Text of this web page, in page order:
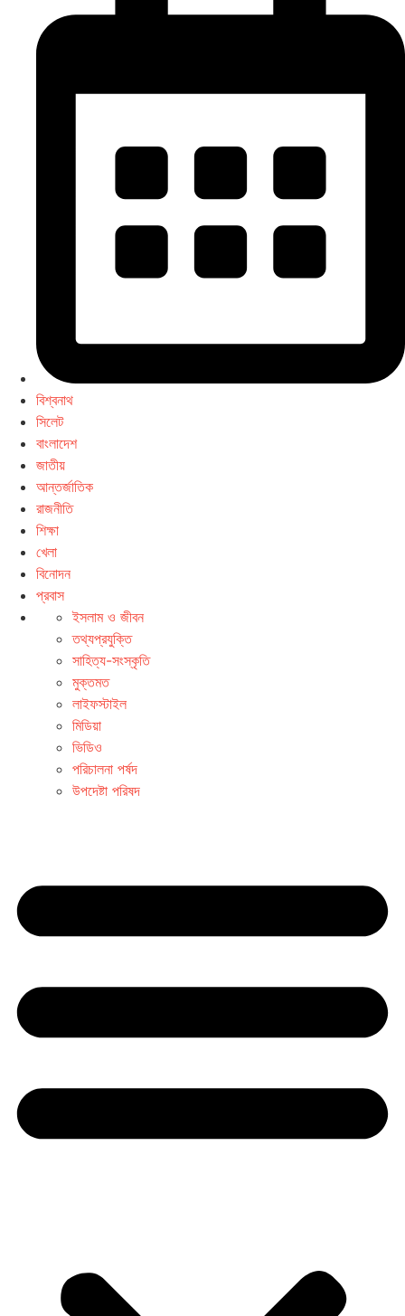
বিশ্বনাথ
সিলেট
বাংলাদেশ
জাতীয়
আন্তর্জাতিক
রাজনীতি
শিক্ষা
খেলা
বিনোদন
প্রবাস
ইসলাম ও জীবন
তথ্যপ্রযুক্তি
সাহিত্য-সংস্কৃতি
মুক্তমত
লাইফস্টাইল
মিডিয়া
ভিডিও
পরিচালনা পর্ষদ
উপদেষ্টা পরিষদ